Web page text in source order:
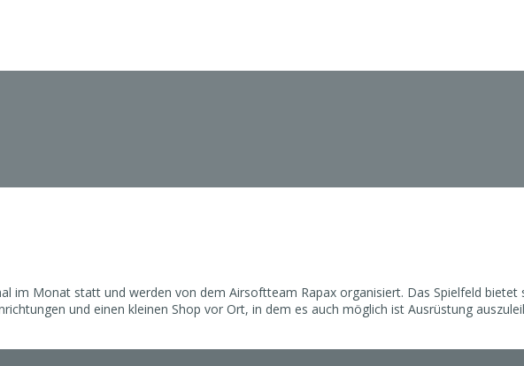
im Monat statt und werden von dem Airsoftteam Rapax organisiert. Das Spielfeld
und einen kleinen Shop vor Ort, in dem es auch möglich ist Ausrüstung